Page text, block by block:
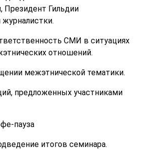
Президент Гильдии
СМИ в ситуациях
отношений.
межэтнической тематики.
предложенных участниками
пауза
итогов семинара.